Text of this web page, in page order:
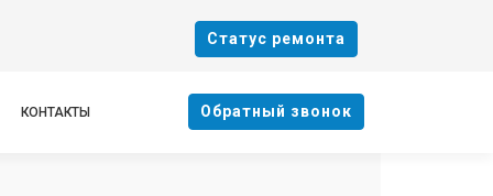
Cтатус ремонта
КОНТАКТЫ Oбратный звонок